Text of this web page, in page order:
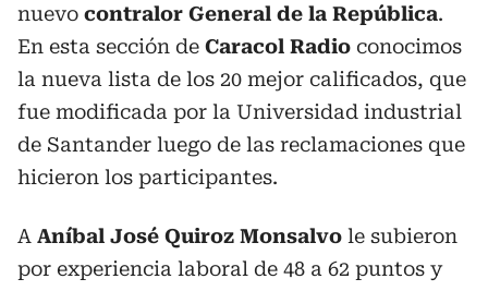
nuevo contralor General de la República.
En esta sección de Caracol Radio conocimos
la nueva lista de los 20 mejor calificados, que
fue modificada por la Universidad industrial
de Santander luego de las reclamaciones que
hicieron los participantes.
A Aníbal José Quiroz Monsalvo le subieron
por experiencia laboral de 48 a 62 puntos y